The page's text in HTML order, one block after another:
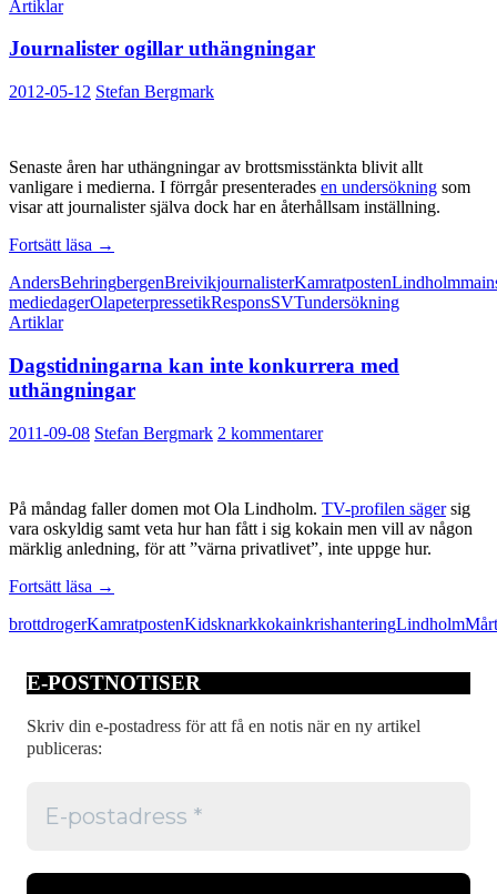
Artiklar
Journalister ogillar uthängningar
2012-05-12 Stefan Bergmark
Senaste åren har uthängningar av brottsmisstänkta blivit allt
vanligare i medierna. I förrgår presenterades en undersökning som
visar att journalister själva dock har en återhållsam inställning.
Fortsätt läsa Journalister
uthängningar
→
AndersBehringbergenBreivikjournalisterKamratpostenLindholm
mediedagerOlapeterpressetikResponsSVTundersökning
Artiklar
Dagstidningarna kan inte konkurrera med
uthängningar
2011-09-08 Stefan Bergmark 2 kommentarer
På måndag faller domen mot Ola Lindholm. TV-profilen sägersig
vara oskyldig samt veta hur han fått i sig kokain men vill av någon
märklig anledning, för att ”värna privatlivet”, inte uppge hur.
Fortsätt läsa Dagstidningarna
inte
uthängningar
→
brottdrogerKamratpostenKidsknarkkokainkrishanteringLindholm
E-POSTNOTISER
Skriv din e-postadress för att få en notis när en ny artikel
publiceras: